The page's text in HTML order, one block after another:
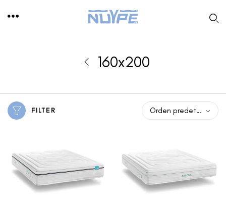
160x200
FILTER Orden predeterminado